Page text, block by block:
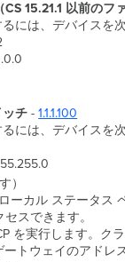
15.21.1 以前のフ
には、デバイスを
ッチ-1.1.1.100
には、デバイスを
）
ーカル ステータス
スできます。
を実行します。ク
トウェイのアドレ